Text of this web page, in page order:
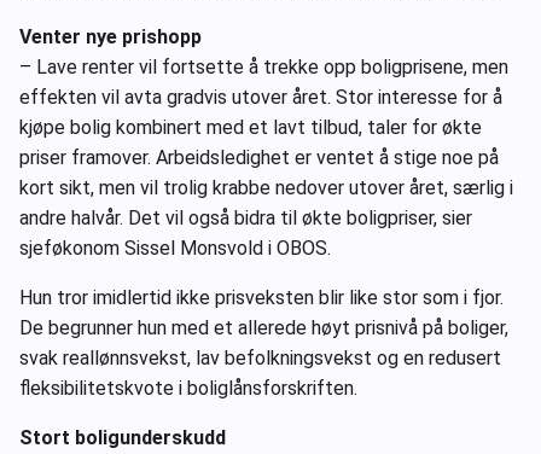
Venter nye prishopp
– Lave renter vil fortsette å trekke opp boligprisene, men
effekten vil avta gradvis utover året. Stor interesse for å
kjøpe bolig kombinert med et lavt tilbud, taler for økte
priser framover. Arbeidsledighet er ventet å stige noe på
kort sikt, men vil trolig krabbe nedover utover året, særlig i
andre halvår. Det vil også bidra til økte boligpriser, sier
sjeføkonom Sissel Monsvold i OBOS.
Hun tror imidlertid ikke prisveksten blir like stor som i fjor.
De begrunner hun med et allerede høyt prisnivå på boliger,
svak reallønnsvekst, lav befolkningsvekst og en redusert
fleksibilitetskvote i boliglånsforskriften.
Stort boligunderskudd